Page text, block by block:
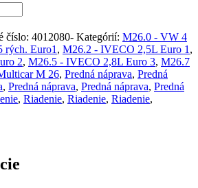
číslo: 4012080- Kategórií: M26.0 - VW 4
rých. Euro1 , M26.2 - IVECO 2,5L Euro 1 ,
2, M26.5 - IVECO 2,8L Euro 3, M26.7
M 26, Predná náprava, Predná
, Predná náprava, Predná náprava, Predná
, Riadenie, Riadenie, Riadenie,